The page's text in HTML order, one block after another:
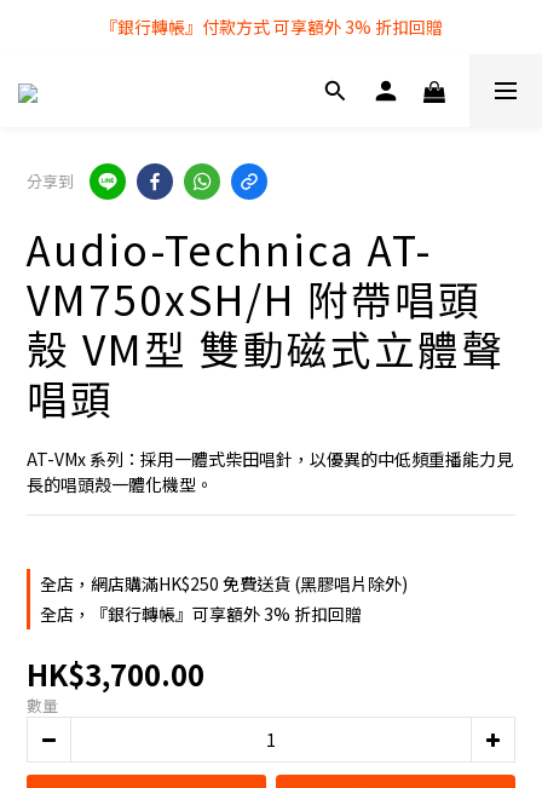
全店購物滿 $250 即享免費送貨服務
『銀行轉帳』付款方式 可享額外 3% 折扣回贈
全店購物滿 $250 即享免費送貨服務
分享到
Audio-Technica AT-
VM750xSH/H 附帶唱頭
殼 VM型 雙動磁式立體聲
唱頭
AT-VMx 系列：採用一體式柴田唱針，以優異的中低頻重播能力見
長的唱頭殼一體化機型。
全店，網店購滿HK$250 免費送貨 (黑膠唱片除外)
全店，『銀行轉帳』可享額外 3% 折扣回贈
HK$3,700.00
數量